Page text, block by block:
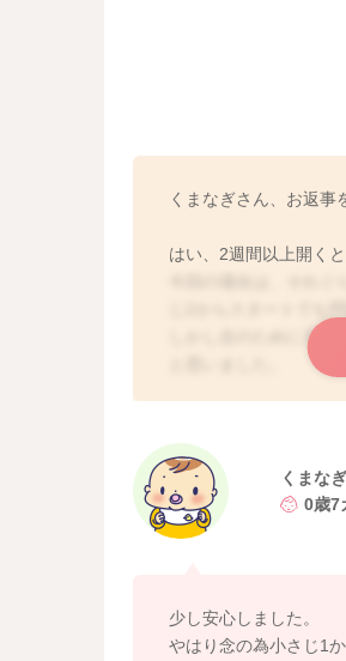
くまなぎさん、お返事
はい、2週間以上開く
しかし念のために不
どうぞよろしくお願い
くまなぎ
0歳7
少し安心しました。
やはり念の為小さじ1